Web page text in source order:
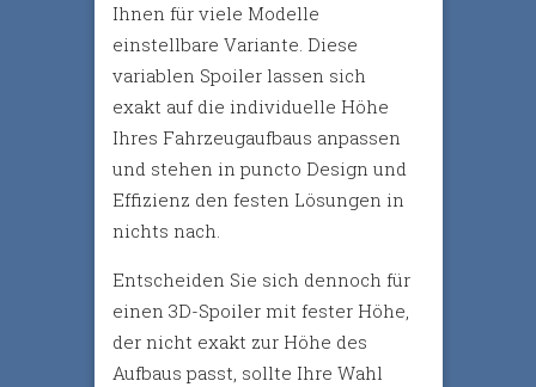
Ihnen für viele Modelle
einstellbare Variante. Diese
variablen Spoiler lassen sich
exakt auf die individuelle Höhe
Ihres Fahrzeugaufbaus anpassen
und stehen in puncto Design und
Effizienz den festen Lösungen in
nichts nach.
Entscheiden Sie sich dennoch für
einen 3D-Spoiler mit fester Höhe,
der nicht exakt zur Höhe des
Aufbaus passt, sollte Ihre Wahl